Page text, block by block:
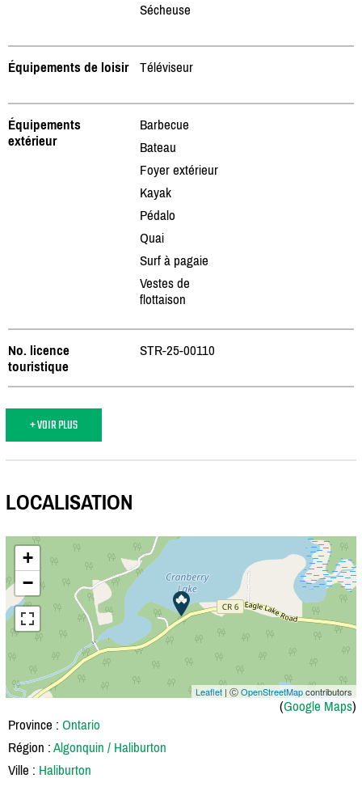
Sécheuse
Équipements de loisir Téléviseur
Équipements
extérieur
Barbecue
Bateau
Foyer extérieur
Kayak
Pédalo
Quai
Surf à pagaie
Vestes de
flottaison
No. licence
touristique
STR-25-00110
+ VOIR PLUS
LOCALISATION
+
−
Leaflet | ⒸOpenStreetMapcontributors
(Google Maps)
Province : Ontario
Région : Algonquin / Haliburton
Ville : Haliburton